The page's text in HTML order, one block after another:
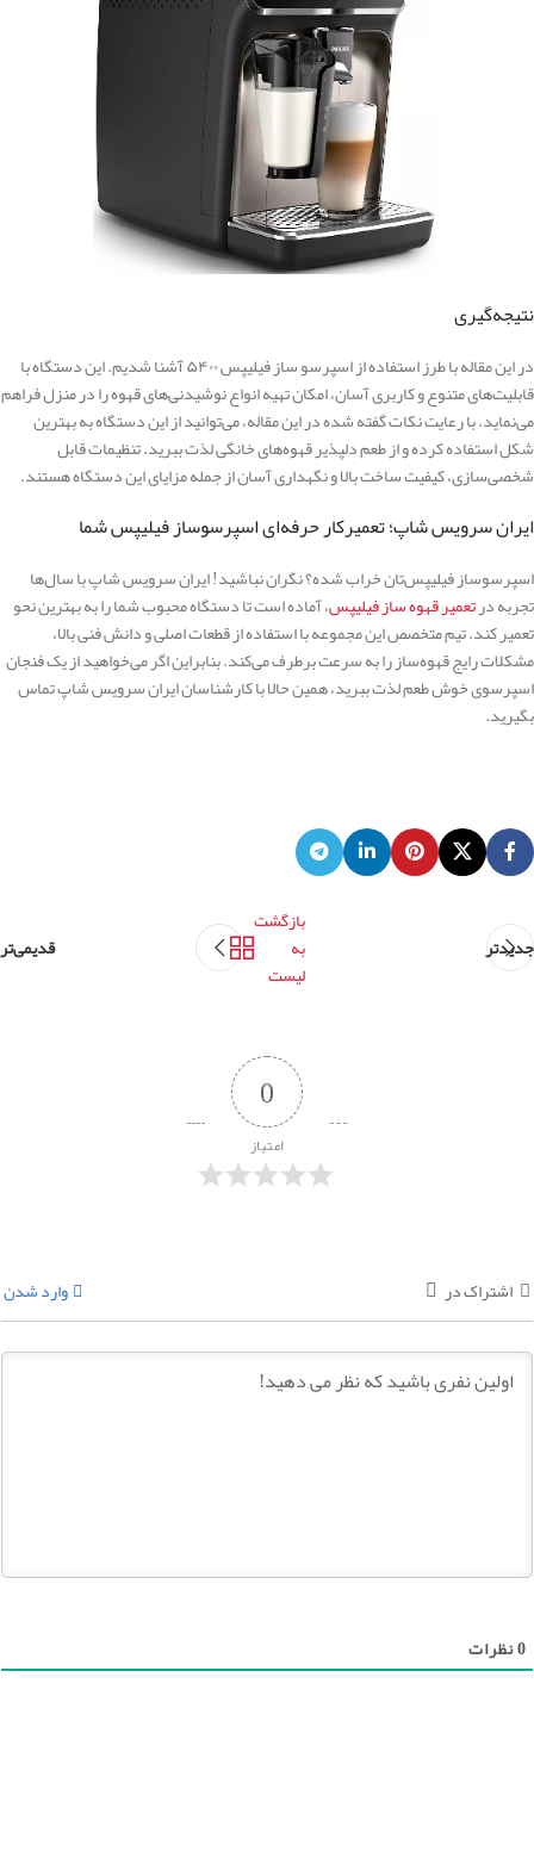
نتیجه‌گیری
در این مقاله با طرز استفاده از اسپرسو ساز فیلیپس ۵۴۰۰ آشنا شدیم. این دستگاه با
قابلیت‌های متنوع و کاربری آسان، امکان تهیه انواع نوشیدنی‌های قهوه را در منزل فراهم
می‌نماید. با رعایت نکات گفته شده در این مقاله، می‌توانید از این دستگاه به بهترین
شکل استفاده کرده و از طعم دلپذیر قهوه‌های خانگی لذت ببرید. تنظیمات قابل
شخصی‌سازی، کیفیت ساخت بالا و نگهداری آسان از جمله مزایای این دستگاه هستند.
ایران سرویس شاپ؛ تعمیرکار حرفه‌ای اسپرسوساز فیلیپس شما
اسپرسوساز فیلیپس‌‌تان خراب شده؟ نگران نباشید! ایران سرویس شاپ با سال‌ها
تجربه درتعمیر قهوه ساز فیلیپس، آماده است تا دستگاه محبوب شما را به بهترین نحو
تعمیر کند. تیم متخصص این مجموعه با استفاده از قطعات اصلی و دانش فنی بالا،
مشکلات رایج قهوه‌ساز را به سرعت برطرف می‌کند. بنابراین اگر می‌خواهید از یک فنجان
اسپرسوی خوش طعم لذت ببرید، همین حالا با کارشناسان ایران سرویس شاپ تماس
بگیرید.
جدیدتر
بازگشت
به
لیست
قدیمی‌تر
0
امتیاز
اشتراک در وارد شدن
0نظرات